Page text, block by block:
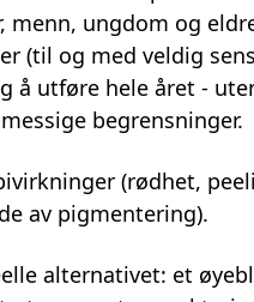
menn, ungdom og
(til og med veldig
å utføre hele året -
begrensninger.
(rødhet,
av pigmentering).
alternativet: et